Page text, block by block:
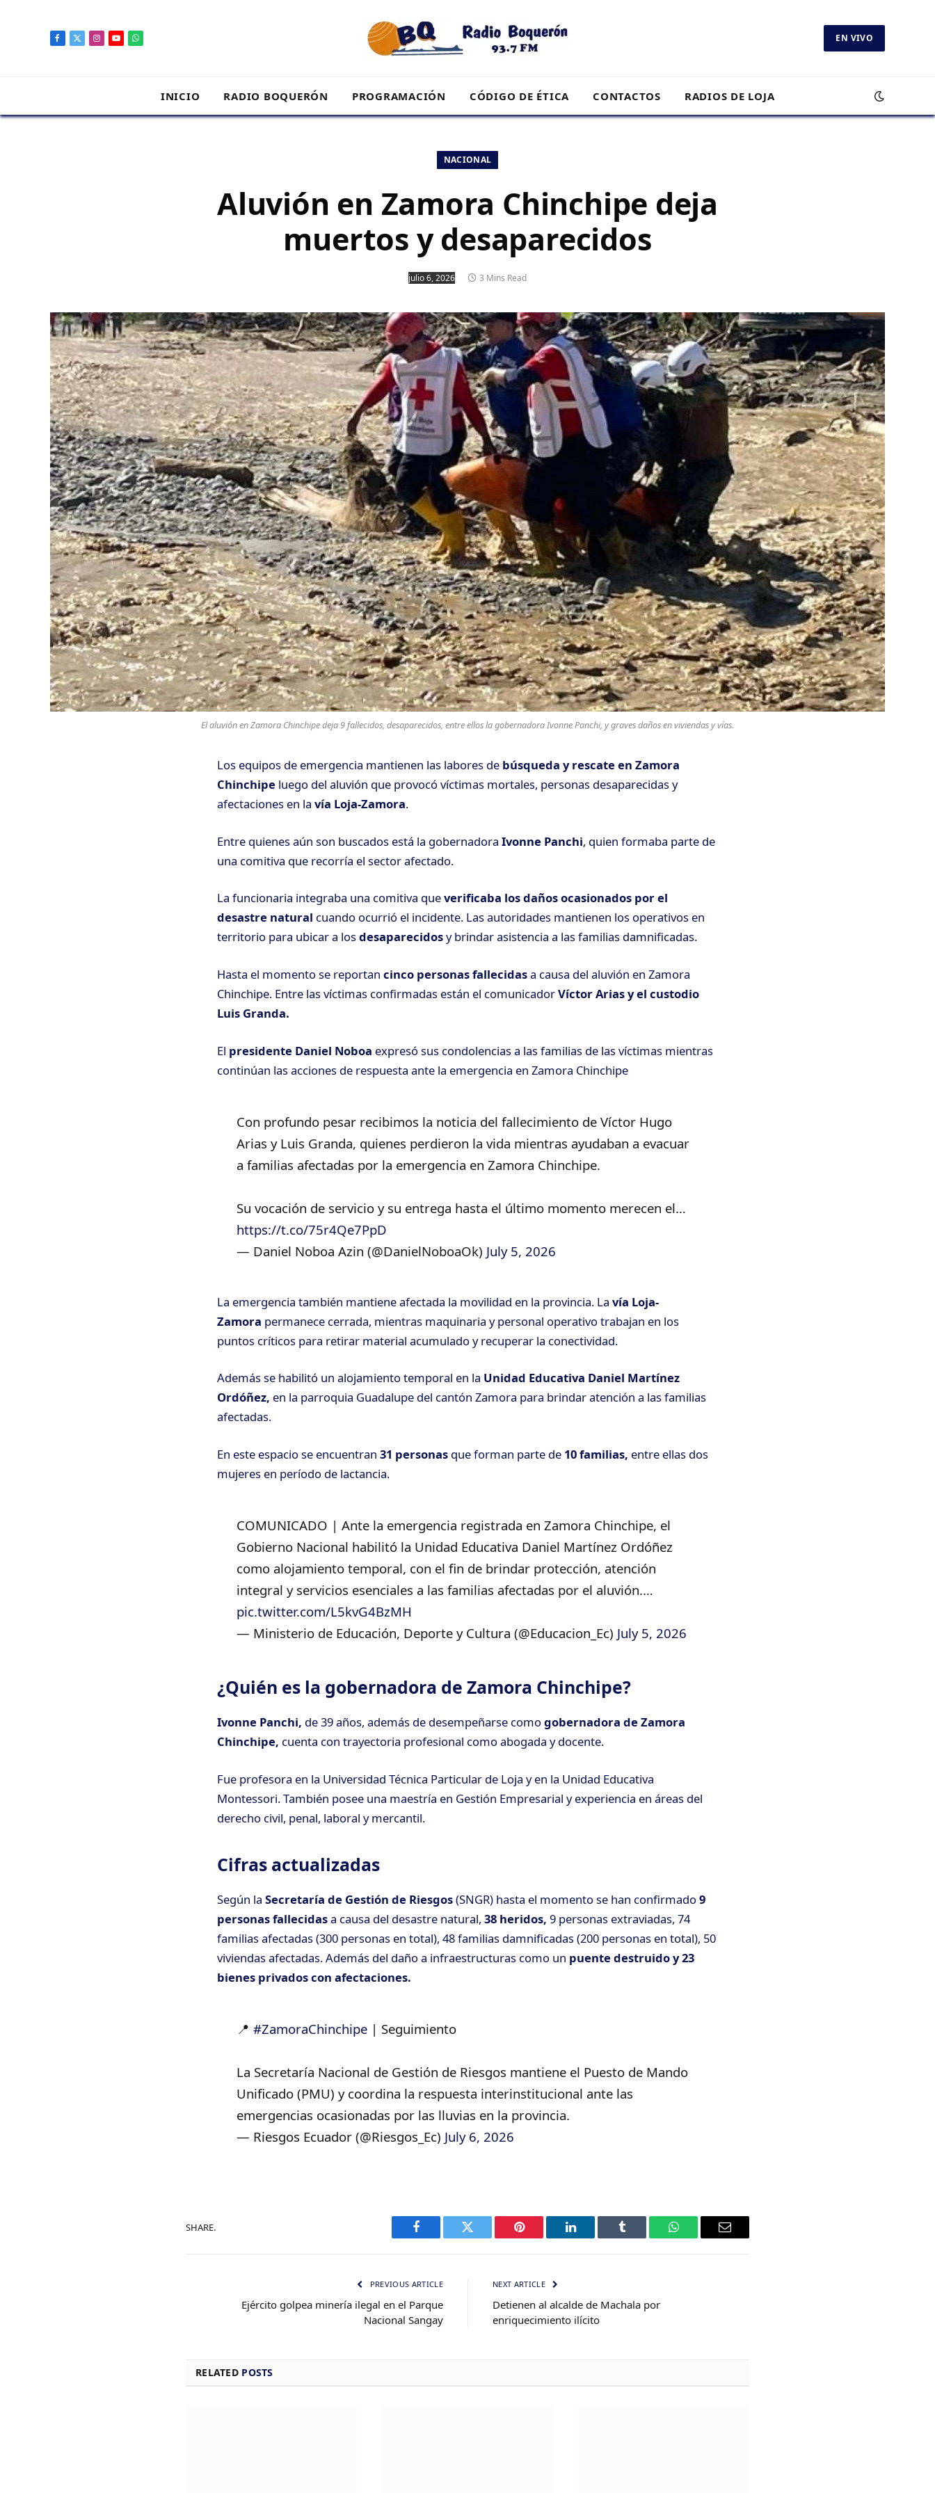
Facebook
X
Instagram
YouTubeWhatsApp EN VIVO
INICIO RADIO BOQUERÓN PROGRAMACIÓN CÓDIGO DE ÉTICA CONTACTOS RADIOS DE LOJA
NACIONAL
Aluvión en Zamora Chinchipe deja
muertos y desaparecidos
julio 6, 2026 3 Mins Read
El aluvión en Zamora Chinchipe deja 9 fallecidos, desaparecidos, entre ellos la gobernadora Ivonne Panchi, y graves daños en viviendas y vías.
Los equipos de emergencia mantienen las labores de búsqueda y rescate en Zamora
Chinchipe luego del aluvión que provocó víctimas mortales, personas desaparecidas y
afectaciones en la vía Loja-Zamora.
Entre quienes aún son buscados está la gobernadora Ivonne Panchi, quien formaba parte de
una comitiva que recorría el sector afectado.
La funcionaria integraba una comitiva queverificaba los daños ocasionados por el
desastre natural cuando ocurrió el incidente. Las autoridades mantienen los operativos en
territorio para ubicar a losdesaparecidosy brindar asistencia a las familias damnificadas.
Hasta el momento se reportan cinco personas fallecidasa causa del aluvión en Zamora
Chinchipe. Entre las víctimas confirmadas están el comunicadorVíctor Arias y el custodio
Luis Granda.
El presidente Daniel Noboa expresó sus condolencias a las familias de las víctimas mientras
continúan las acciones de respuesta ante la emergencia en Zamora Chinchipe
Con profundo pesar recibimos la noticia del fallecimiento de Víctor Hugo
Arias y Luis Granda, quienes perdieron la vida mientras ayudaban a evacuar
a familias afectadas por la emergencia en Zamora Chinchipe.
Su vocación de servicio y su entrega hasta el último momento merecen el…
https://t.co/75r4Qe7PpD
— Daniel Noboa Azin (@DanielNoboaOk) July 5, 2026
La emergencia también mantiene afectada la movilidad en la provincia. La vía Loja-
Zamora permanece cerrada, mientras maquinaria y personal operativo trabajan en los
puntos críticos para retirar material acumulado y recuperar la conectividad.
Además se habilitó un alojamiento temporal en la Unidad Educativa Daniel Martínez
Ordóñez, en la parroquia Guadalupe del cantón Zamora para brindar atención a las familias
afectadas.
En este espacio se encuentran 31 personas que forman parte de 10 familias, entre ellas dos
mujeres en período de lactancia.
COMUNICADO | Ante la emergencia registrada en Zamora Chinchipe, el
Gobierno Nacional habilitó la Unidad Educativa Daniel Martínez Ordóñez
como alojamiento temporal, con el fin de brindar protección, atención
integral y servicios esenciales a las familias afectadas por el aluvión.…
pic.twitter.com/L5kvG4BzMH
— Ministerio de Educación, Deporte y Cultura (@Educacion_Ec) July 5, 2026
¿Quién es la gobernadora de Zamora Chinchipe?
Ivonne Panchi, de 39 años, además de desempeñarse comogobernadora de Zamora
Chinchipe, cuenta con trayectoria profesional como abogada y docente.
Fue profesora en la Universidad Técnica Particular de Loja y en la Unidad Educativa
Montessori. También posee una maestría en Gestión Empresarial y experiencia en áreas del
derecho civil, penal, laboral y mercantil.
Cifras actualizadas
Según la Secretaría de Gestión de Riesgos(SNGR) hasta el momento se han confirmado9
personas fallecidasa causa del desastre natural, 38 heridos, 9 personas extraviadas, 74
familias afectadas (300 personas en total), 48 familias damnificadas (200 personas en total), 50
viviendas afectadas. Además del daño a infraestructuras como un puente destruido y 23
bienes privados con afectaciones.
📍 #ZamoraChinchipe| Seguimiento
La Secretaría Nacional de Gestión de Riesgos mantiene el Puesto de Mando
Unificado (PMU) y coordina la respuesta interinstitucional ante las
emergencias ocasionadas por las lluvias en la provincia.
— Riesgos Ecuador (@Riesgos_Ec) July 6, 2026
SHARE.
Facebook Twitter Pinterest LinkedIn Tumblr WhatsAppEmail
PREVIOUS ARTICLE
Ejército golpea minería ilegal en el Parque
Nacional Sangay
NEXT ARTICLE
Detienen al alcalde de Machala por
enriquecimiento ilícito
RELATED POSTS